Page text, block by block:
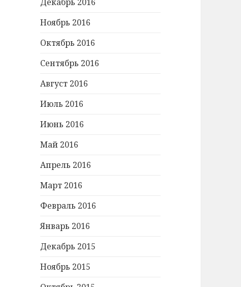
Ноябрь 2016
Октябрь 2016
Сентябрь 2016
Август 2016
Июль 2016
Июнь 2016
Май 2016
Апрель 2016
Март 2016
Февраль 2016
Январь 2016
Декабрь 2015
Ноябрь 2015